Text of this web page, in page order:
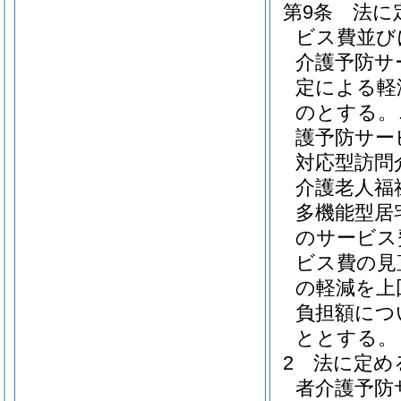
第9条
法に
ビス費並
介護予防
定による
のとする。
護予防サ
対応型訪問
介護老人福
多機能型
のサービ
ビス費の
の軽減を
負担額に
ととする。
2
法に定め
者介護予